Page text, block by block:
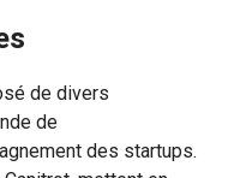
de divers
de
des startups.